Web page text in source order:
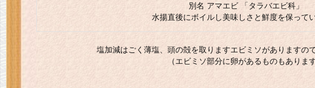
別名 アマエビ 「タラバエビ科」
水揚直後にボイルし美味しさと鮮度を保って
塩加減はごく薄塩、頭の殻を取りますエビミソがありますの
（エビミソ部分に卵があるものもありま